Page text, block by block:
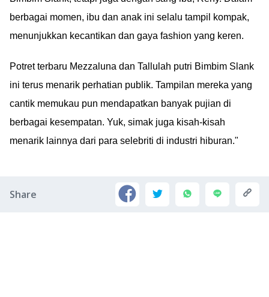
berbagai momen, ibu dan anak ini selalu tampil kompak,
menunjukkan kecantikan dan gaya fashion yang keren.
Potret terbaru Mezzaluna dan Tallulah putri Bimbim Slank
ini terus menarik perhatian publik. Tampilan mereka yang
cantik memukau pun mendapatkan banyak pujian di
berbagai kesempatan. Yuk, simak juga kisah-kisah
menarik lainnya dari para selebriti di industri hiburan."
Share